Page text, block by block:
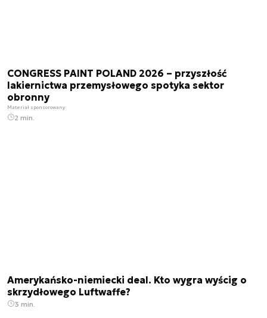
CONGRESS PAINT POLAND 2026 – przyszłość
lakiernictwa przemysłowego spotyka sektor
obronny
Materiał sponsorowany
2 min.
Amerykańsko-niemiecki deal. Kto wygra wyścig o
skrzydłowego Luftwaffe?
3 min.